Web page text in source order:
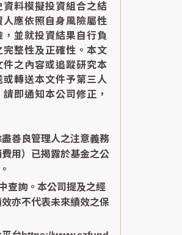
料模擬投資組合之結
應依照自身風險屬性
並就投資結果自行負
整性及正確性。本文
之內容或追蹤研究本
轉送本文件予第三人
即通知本公司修正，
善良管理人之注意義務
用）已揭露於基金之公
查詢。本公司提及之經
亦不代表未來績效之保